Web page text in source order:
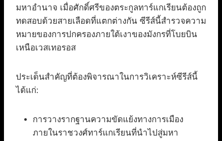
มหาอำนาจ เมื่อศักดิ์ศรีของตระกูลทาร์แกเรียนต้องถูก
ทดสอบด้วยสายเลือดที่แตกต่างกัน ซีรีส์นี้สำรวจความ
หมายของการปกครองภายใต้เงาของมังกรที่โบยบิน
เหนือเวสเทอรอส
ประเด็นสำคัญที่ต้องพิจารณาในการวิเคราะห์ซีรีส์นี้
ได้แก่:
การวางรากฐานความขัดแย้งทางการเมือง
ภายในราชวงศ์ทาร์แกเรียนที่นำไปสู่มหา